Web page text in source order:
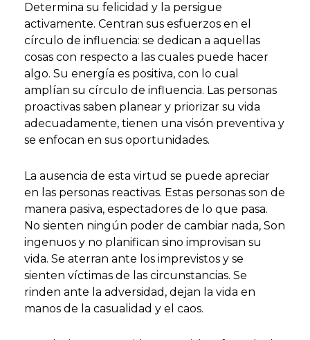
Determina su felicidad y la persigue
activamente. Centran sus esfuerzos en el
círculo de influencia: se dedican a aquellas
cosas con respecto a las cuales puede hacer
algo. Su energía es positiva, con lo cual
amplían su círculo de influencia. Las personas
proactivas saben planear y priorizar su vida
adecuadamente, tienen una visón preventiva y
se enfocan en sus oportunidades.
La ausencia de esta virtud se puede apreciar
en las personas reactivas. Estas personas son de
manera pasiva, espectadores de lo que pasa.
No sienten ningún poder de cambiar nada, Son
ingenuos y no planifican sino improvisan su
vida. Se aterran ante los imprevistos y se
sienten víctimas de las circunstancias. Se
rinden ante la adversidad, dejan la vida en
manos de la casualidad y el caos.